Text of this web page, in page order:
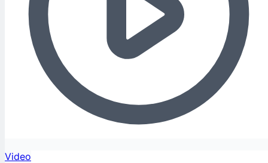
Video